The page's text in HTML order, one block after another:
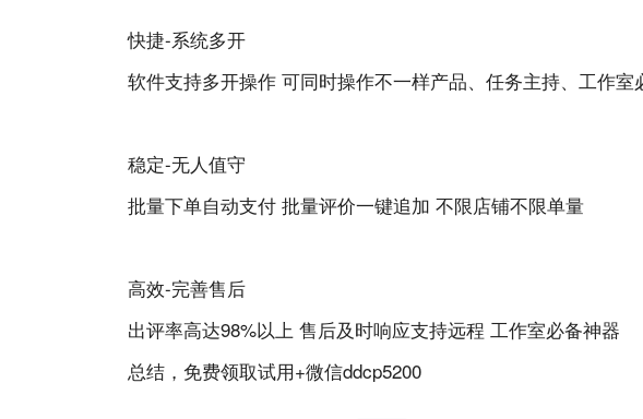
快捷-系统多开
软件支持多开操作 可同时操作不一样产品、任务主持、工作室
稳定-无人值守
批量下单自动支付 批量评价一键追加 不限店铺不限单量
高效-完善售后
出评率高达98%以上 售后及时响应支持远程 工作室必备神器
总结，免费领取试用+微信ddcp5200